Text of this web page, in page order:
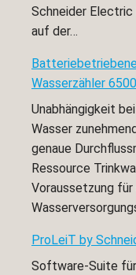
Schneider
auf der…
Wasserzähler
Unabhängigkeit
Wasser
genaue
Ressource
Voraussetzung
ProLeiT by
Software-Suite